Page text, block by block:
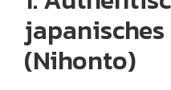
(Nihonto)